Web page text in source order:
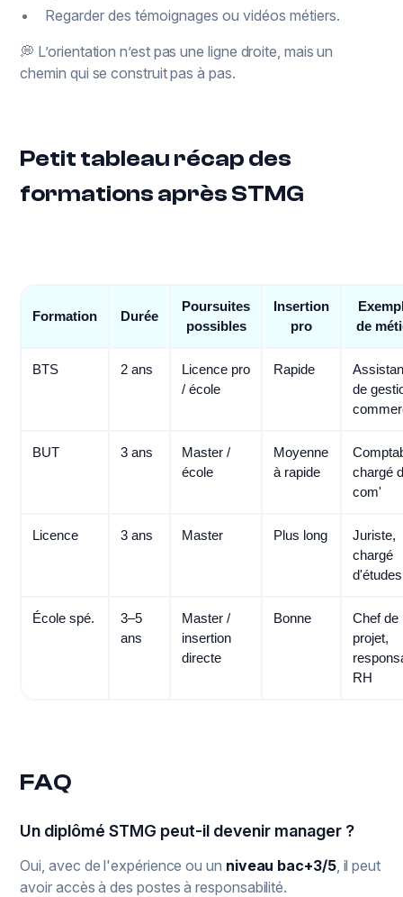
Regarder des témoignages ou vidéos métiers.
💭 L’orientation n’est pas une ligne droite, mais un
chemin qui se construit pas à pas.
Petit tableau récap des
formations après STMG
Formation Durée
Poursuites
possibles
Insertion
pro
de
BTS 2 ans
Licence pro
/ école
Rapide
de
BUT 3 ans
Master /
école
Moyenne
à rapide
chargé
com'
Licence 3 ans Master Plus long
Juriste,
chargé
d'études
École spé.
3–5
ans
Master /
insertion
directe
Bonne
Chef de
projet,
RH
FAQ
Un diplômé STMG peut-il devenir manager ?
Oui, avec de l'expérience ou un niveau bac+3/5, il peut
avoir accès à des postes à responsabilité.